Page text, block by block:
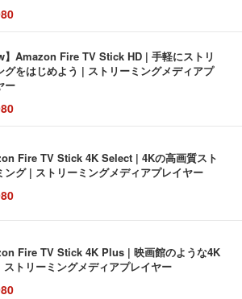
】Amazon Fire TV Stick HD | 手軽にストリ
グをはじめよう | ストリーミングメディアプ
ー
Fire TV Stick 4K Select | 4Kの高画質スト
ング | ストリーミングメディアプレイヤー
Fire TV Stick 4K Plus | 映画館のような4K
ストリーミングメディアプレイヤー